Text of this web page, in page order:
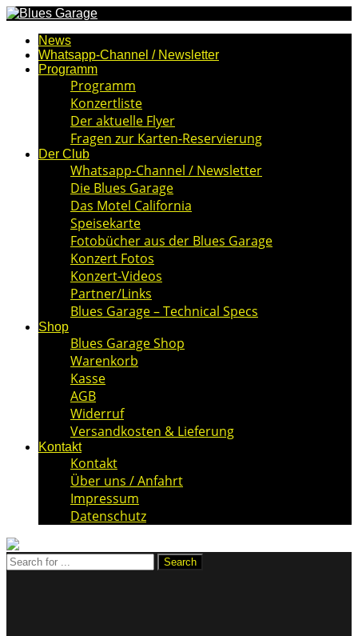
News
Whatsapp-Channel / Newsletter
Programm
Programm
Konzertliste
Der aktuelle Flyer
Fragen zur Karten-Reservierung
Der Club
Whatsapp-Channel / Newsletter
Die Blues Garage
Das Motel California
Speisekarte
Fotobücher aus der Blues Garage
Konzert Fotos
Konzert-Videos
Partner/Links
Blues Garage – Technical Specs
Shop
Blues Garage Shop
Warenkorb
Kasse
AGB
Widerruf
Versandkosten & Lieferung
Kontakt
Kontakt
Über uns / Anfahrt
Impressum
Datenschutz